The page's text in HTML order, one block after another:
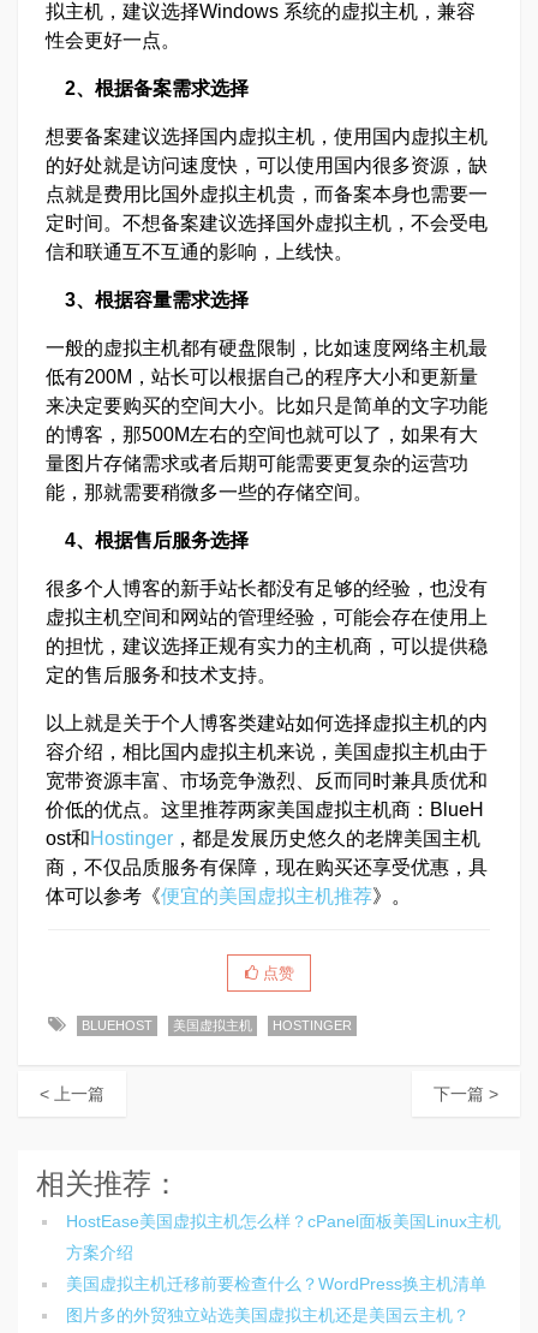
拟主机，建议选择Windows 系统的虚拟主机，兼容
性会更好一点。
2、根据备案需求选择
想要备案建议选择国内虚拟主机，使用国内虚拟主机
的好处就是访问速度快，可以使用国内很多资源，缺
点就是费用比国外虚拟主机贵，而备案本身也需要一
定时间。不想备案建议选择国外虚拟主机，不会受电
信和联通互不互通的影响，上线快。
3、根据容量需求选择
一般的虚拟主机都有硬盘限制，比如速度网络主机最
低有200M，站长可以根据自己的程序大小和更新量
来决定要购买的空间大小。比如只是简单的文字功能
的博客，那500M左右的空间也就可以了，如果有大
量图片存储需求或者后期可能需要更复杂的运营功
能，那就需要稍微多一些的存储空间。
4、根据售后服务选择
很多个人博客的新手站长都没有足够的经验，也没有
虚拟主机空间和网站的管理经验，可能会存在使用上
的担忧，建议选择正规有实力的主机商，可以提供稳
定的售后服务和技术支持。
以上就是关于个人博客类建站如何选择虚拟主机的内
容介绍，相比国内虚拟主机来说，美国虚拟主机由于
宽带资源丰富、市场竞争激烈、反而同时兼具质优和
价低的优点。这里推荐两家美国虚拟主机商：BlueH
ost和Hostinger ，都是发展历史悠久的老牌美国主机
商，不仅品质服务有保障，现在购买还享受优惠，具
体可以参考《便宜的美国虚拟主机推荐》。
点赞
BLUEHOST 美国虚拟主机 HOSTINGER
< 上一篇 下一篇 >
相关推荐：
HostEase美国虚拟主机怎么样？cPanel面板美国Linux主机
方案介绍
美国虚拟主机迁移前要检查什么？WordPress换主机清单
图片多的外贸独立站选美国虚拟主机还是美国云主机？